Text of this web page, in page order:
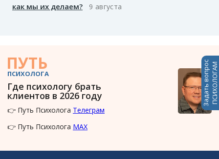
как мы их делаем? 9 августа
ПУТЬ
ПСИХОЛОГА
Где психологу брать
клиентов в 2026 году
👉 Путь Психолога Телеграм
👉 Путь Психолога MAX
Задать вопросПСИХОЛОГАМ